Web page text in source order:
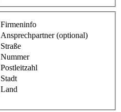
Firmeninfo
Ansprechpartner (optional)
Straße
Nummer
Postleitzahl
Stadt
Land